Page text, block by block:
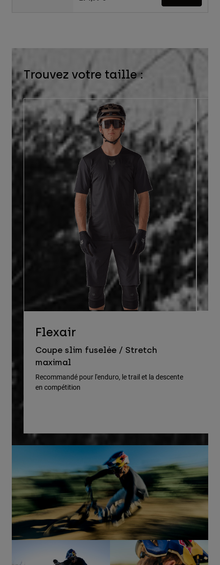
Trouvez votre taille :
Flexair
Coupe slim fuselée / Stretch
maximal
Recommandé pour l'enduro, le trail et la descente
en compétition